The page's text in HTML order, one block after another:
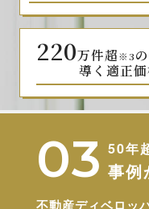
220万件超※3
導く適正
50年
事例
不動産ディベロッ